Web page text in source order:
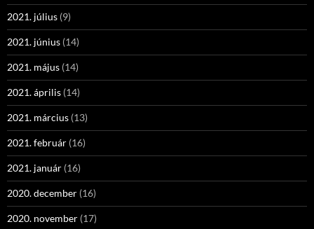
2021. július (9)
2021. június (14)
2021. május (14)
2021. április (14)
2021. március (13)
2021. február (16)
2021. január (16)
2020. december (16)
2020. november (17)